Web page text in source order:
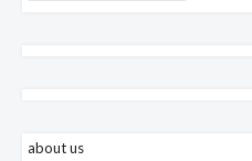
about us